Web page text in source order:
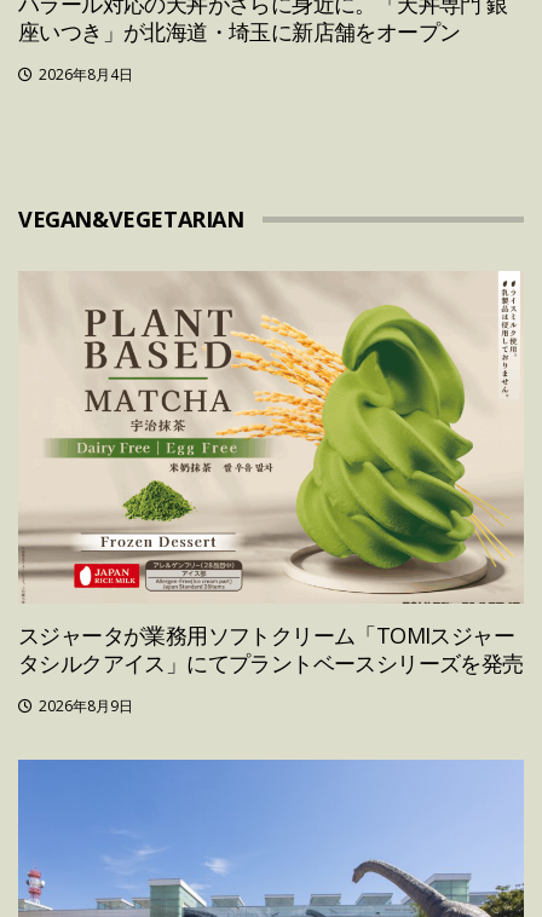
座いつき」が北海道・埼玉に新店舗をオープン
2026年8月4日
VEGAN&VEGETARIAN
スジャータが業務用ソフトクリーム「TOMIスジャー
タシルクアイス」にてプラントベースシリーズを発売
2026年8月9日